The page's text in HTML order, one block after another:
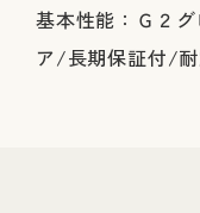
基本性能：Ｇ２
ア/長期保証付/